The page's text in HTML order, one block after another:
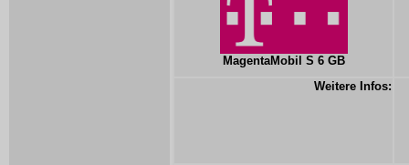
MagentaMobil S 6 GB
Weitere Infos: